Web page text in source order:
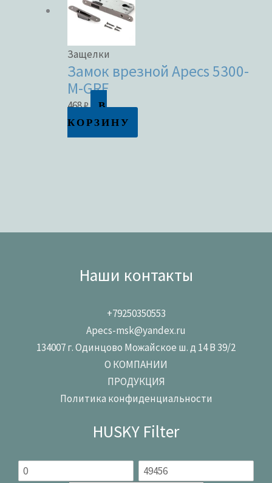
Защелки
Замок врезной Apecs 5300-
M-GRF
468₽
В
КОРЗИНУ
Наши контакты
+79250350553
Apecs-msk@yandex.ru
134007 г. Одинцово Можайское ш. д 14 В 39/2
О КОМПАНИИ
ПРОДУКЦИЯ
Политика конфиденциальности
HUSKY Filter